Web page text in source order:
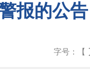
报的公告
字号：【